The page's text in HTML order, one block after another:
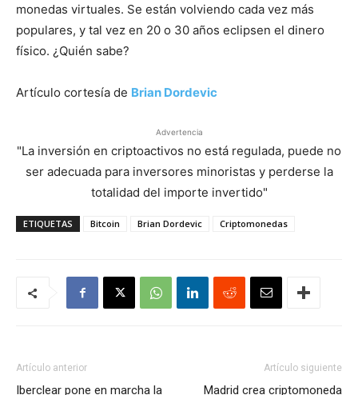
monedas virtuales. Se están volviendo cada vez más
populares, y tal vez en 20 o 30 años eclipsen el dinero
físico. ¿Quién sabe?
Artículo cortesía de Brian Dordevic
Advertencia
"La inversión en criptoactivos no está regulada, puede no
ser adecuada para inversores minoristas y perderse la
totalidad del importe invertido"
ETIQUETAS Bitcoin Brian Dordevic Criptomonedas
Artículo anterior
Iberclear pone en marcha la
Artículo siguiente
Madrid crea criptomoneda